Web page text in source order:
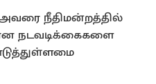
நீதிமன்றத்தில்
நடவடிக்கைகளை